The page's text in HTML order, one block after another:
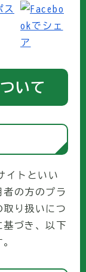
いて
イトといい
者の方のプラ
取り扱いにつ
基づき、以下